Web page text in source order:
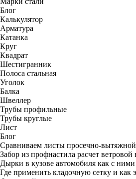
Блог
Калькулятор
Арматура
Катанка
Круг
Квадрат
Шестигранник
Полоса стальная
Уголок
Балка
Швеллер
Трубы профильные
Трубы круглые
Лист
Блог
Сравниваем листы просечно-
Забор из профнастила расчет ветровой
Дырки в кузове автомобиля как с ними
Где применить кладочную сетку и как